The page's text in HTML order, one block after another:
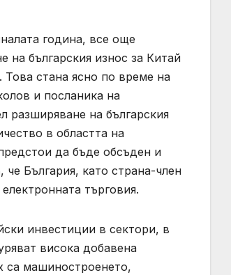
година, все още
българския износ за Китай
стана ясно по време на
и посланика на
разширяване на българския
в областта на
да бъде обсъден и
България, като страна-член
търговия.
инвестиции в сектори, в
висока добавена
са машиностроенето,